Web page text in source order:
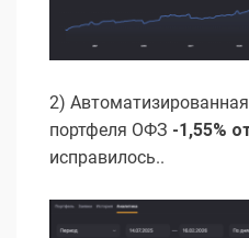
2)
портфеля ОФЗ -1,55%
исправилось..